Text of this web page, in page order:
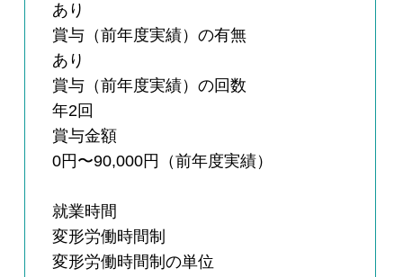
あり
賞与（前年度実績）の有無
あり
賞与（前年度実績）の回数
年2回
賞与金額
0円〜90,000円（前年度実績）
就業時間
変形労働時間制
変形労働時間制の単位